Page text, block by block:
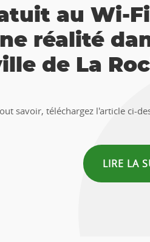
à La
au trésor